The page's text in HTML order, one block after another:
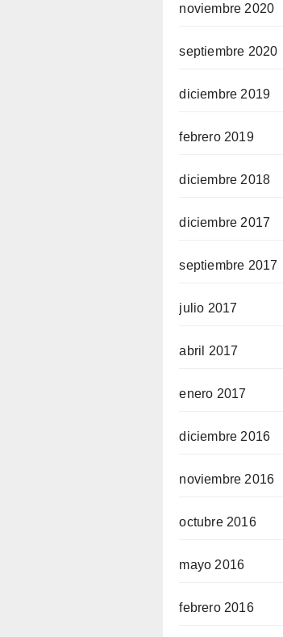
noviembre 2020
septiembre 2020
diciembre 2019
febrero 2019
diciembre 2018
diciembre 2017
septiembre 2017
julio 2017
abril 2017
enero 2017
diciembre 2016
noviembre 2016
octubre 2016
mayo 2016
febrero 2016